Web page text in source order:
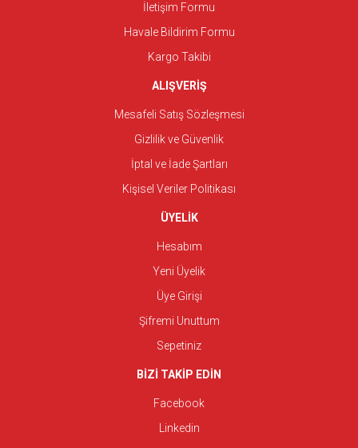
İletişim Formu
Havale Bildirim Formu
Kargo Takibi
ALIŞVERİŞ
Mesafeli Satış Sözleşmesi
Gizlilik ve Güvenlik
İptal ve İade Şartları
Kişisel Veriler Politikası
ÜYELİK
Hesabım
Yeni Üyelik
Üye Girişi
Şifremi Unuttum
Sepetiniz
BİZİ TAKİP EDİN
Facebook
Linkedin